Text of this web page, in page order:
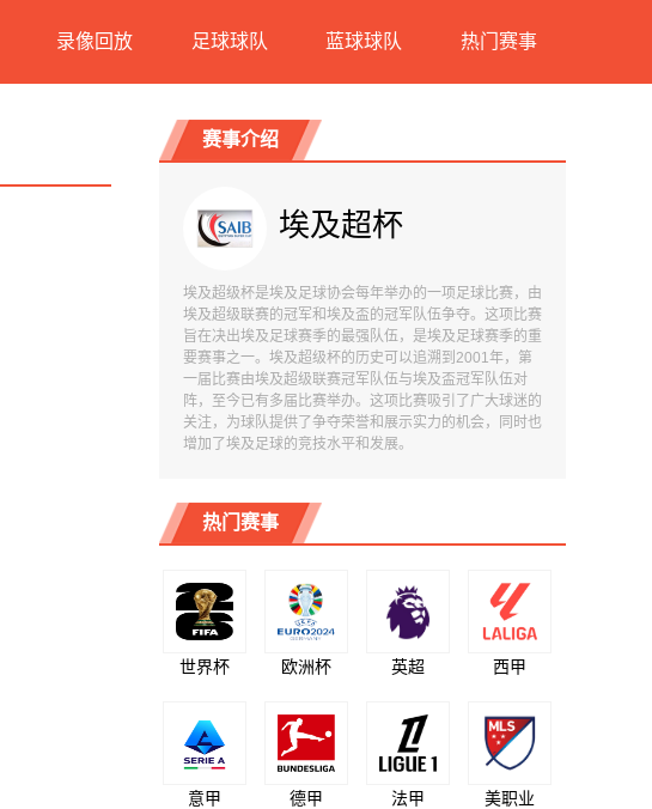
录像回放 足球球队 蓝球球队 热门赛事
赛事介绍
埃及超杯
埃及超级杯是埃及足球协会每年举办的一项足球比赛，由
埃及超级联赛的冠军和埃及盃的冠军队伍争夺。这项比赛
旨在决出埃及足球赛季的最强队伍，是埃及足球赛季的重
要赛事之一。埃及超级杯的历史可以追溯到2001年，第
一届比赛由埃及超级联赛冠军队伍与埃及盃冠军队伍对
阵，至今已有多届比赛举办。这项比赛吸引了广大球迷的
关注，为球队提供了争夺荣誉和展示实力的机会，同时也
增加了埃及足球的竞技水平和发展。
热门赛事
世界杯 欧洲杯 英超 西甲
意甲 德甲 法甲 美职业